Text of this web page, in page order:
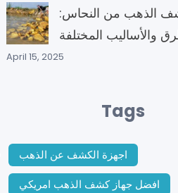
الذهب من النحاس:
والأساليب المختلفة
April 15, 2025
Tags
اجهزة الكشف عن الذهب
افضل جهاز كشف الذهب امريكي